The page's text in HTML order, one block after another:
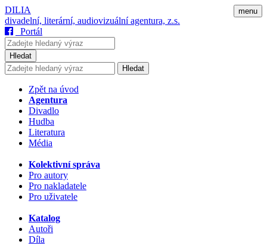
menu
DILIA
divadelní, literární, audiovizuální agentura, z.s.
Portál
Hledat
Hledat
Zpět na úvod
Agentura
Divadlo
Hudba
Literatura
Média
Kolektivní správa
Pro autory
Pro nakladatele
Pro uživatele
Katalog
Autoři
Díla